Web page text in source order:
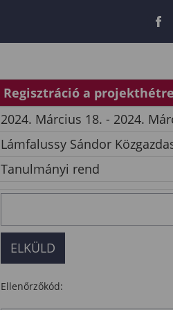
Regisztráció a projekthétre
2024. Március 18. - 2024.
Lámfalussy Sándor
Tanulmányi rend
Ellenőrzőkód: